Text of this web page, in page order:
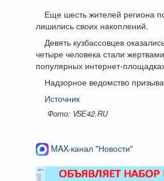
Еще шесть жителей региона
лишились своих накоплений.
Девять кузбассовцев
четыре человека стали
популярных интернет-
Надзорное ведомство
Источник
Фото: VSЕ42.RU
MAX-канал "Новости"